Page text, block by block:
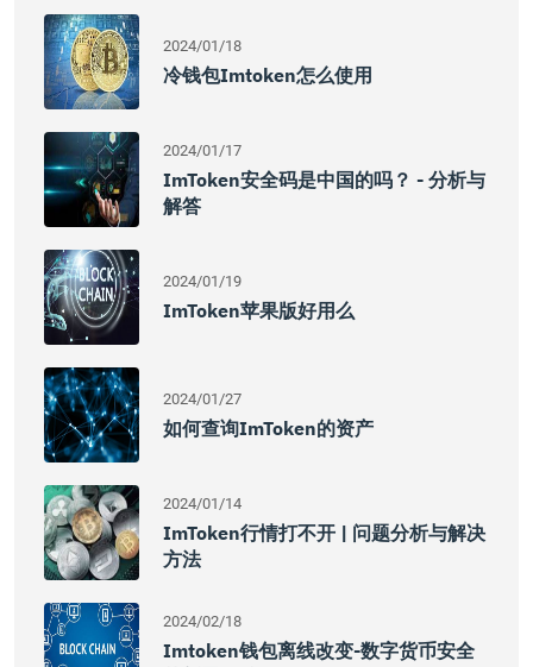
2024/01/18
冷钱包imtoken怎么使用
2024/01/17
ImToken安全码是中国的吗？ - 分析与
解答
2024/01/19
ImToken苹果版好用么
2024/01/27
如何查询imToken的资产
2024/01/14
ImToken行情打不开 | 问题分析与解决
方法
2024/02/18
Imtoken钱包离线改变-数字货币安全